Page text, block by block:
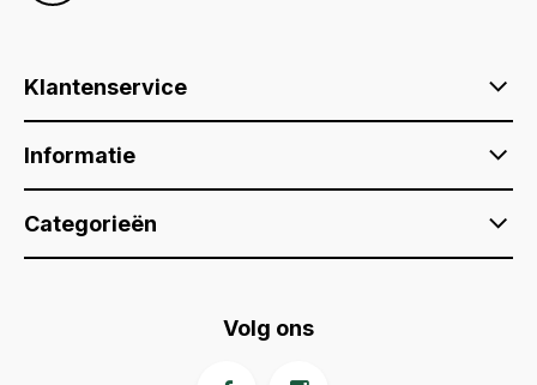
Klantenservice
Informatie
Categorieën
Volg ons